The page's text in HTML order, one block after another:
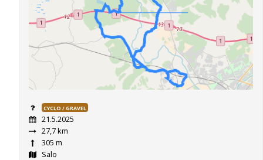
CYCLO / GRAVEL
21.5.2025
27,7 km
305 m
Salo